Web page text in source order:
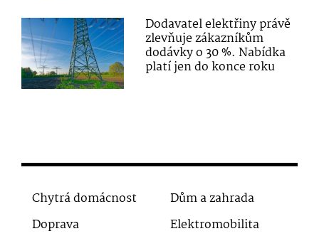
Dodavatel elektřiny právě
zlevňuje zákazníkům
dodávky o 30 %. Nabídka
platí jen do konce roku
Chytrá domácnost
Dům a zahrada
Doprava
Elektromobilita